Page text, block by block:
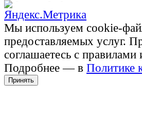
Мы используем cookie-
предоставляемых услуг.
соглашаетесь с
Подробнее — в Политике
Принять